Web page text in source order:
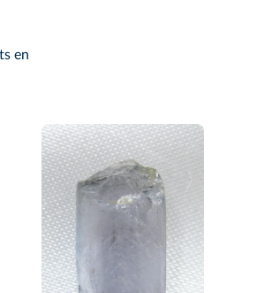
en